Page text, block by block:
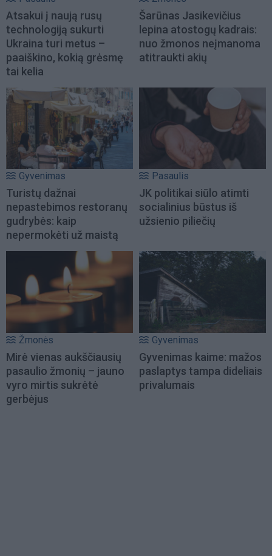
Atsakui į naują rusų
technologiją sukurti
Ukraina turi metus –
paaiškino, kokią grėsmę
tai kelia
Šarūnas Jasikevičius
lepina atostogų kadrais:
nuo žmonos neįmanoma
atitraukti akių
Gyvenimas
Turistų dažnai
nepastebimos restoranų
gudrybės: kaip
nepermokėti už maistą
Pasaulis
JK politikai siūlo atimti
socialinius būstus iš
užsienio piliečių
Žmonės
Mirė vienas aukščiausių
pasaulio žmonių – jauno
vyro mirtis sukrėtė
gerbėjus
Gyvenimas
Gyvenimas kaime: mažos
paslaptys tampa dideliais
privalumais